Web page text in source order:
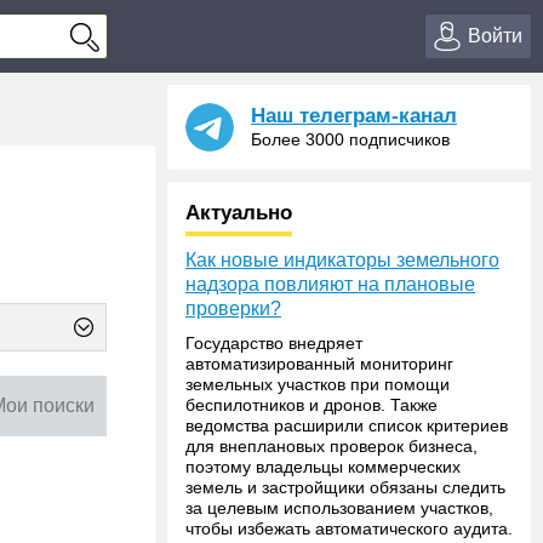
Войти
поиски
Наш телеграм-канал
Более 3000 подписчиков
Актуально
Как новые индикаторы земельного
надзора повлияют на плановые
проверки?
Государство внедряет
автоматизированный мониторинг
земельных участков при помощи
беспилотников и дронов. Также
ведомства расширили список критериев
для внеплановых проверок бизнеса,
поэтому владельцы коммерческих
земель и застройщики обязаны следить
за целевым использованием участков,
чтобы избежать автоматического аудита.